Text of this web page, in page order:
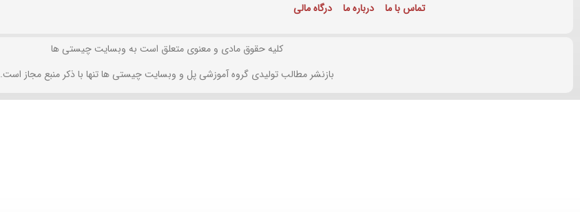
تماس با ما درباره ما درگاه مالی
کلیه حقوق مادی و معنوی متعلق است به وبسایت چیستی ها
بازنشر مطالب تولیدی گروه آموزشی پل و وبسایت چیستی ها تنها با ذکر منبع مجاز است.